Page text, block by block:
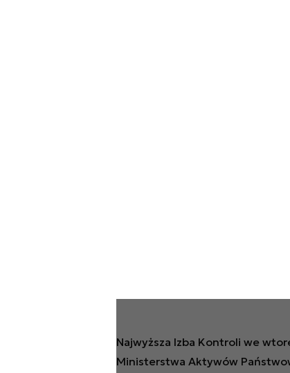
Najwyższa Izba Kontroli we
Ministerstwa Aktywów